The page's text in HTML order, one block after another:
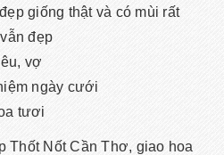
giống thật và có mùi rất
đẹp
vợ
ngày cưới
tươi
Thốt Nốt Cần Thơ, giao hoa